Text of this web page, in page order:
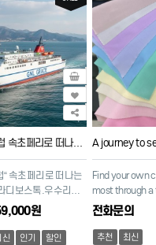
가장 가까운 유럽 속초페리로 떠나는 러시아 여행
“ 속초페리로 떠나는
디보스톡.우수리스
방 4박5일
원
신 인기 할인
Find your own
most through
Seoul. Daishin
전화문의
추천 최신